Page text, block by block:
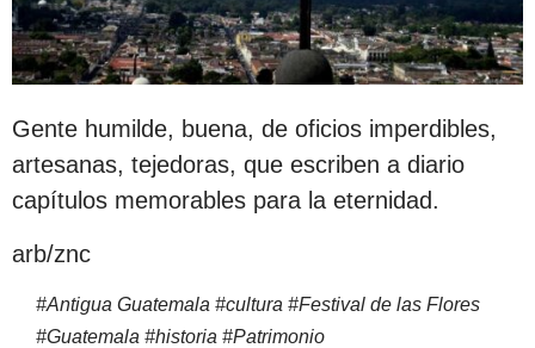
Gente humilde, buena, de oficios imperdibles,
artesanas, tejedoras, que escriben a diario
capítulos memorables para la eternidad.
arb/znc
#Antigua Guatemala #cultura #Festival de las Flores
#Guatemala #historia #Patrimonio